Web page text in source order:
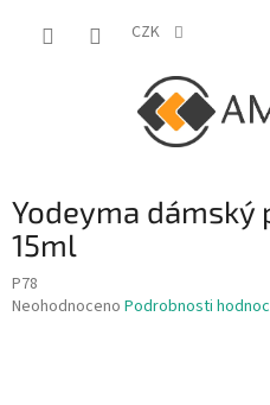
CZK
Yodeyma dámský
15ml
P78
Průměrné
Neohodnoceno Podrobnosti